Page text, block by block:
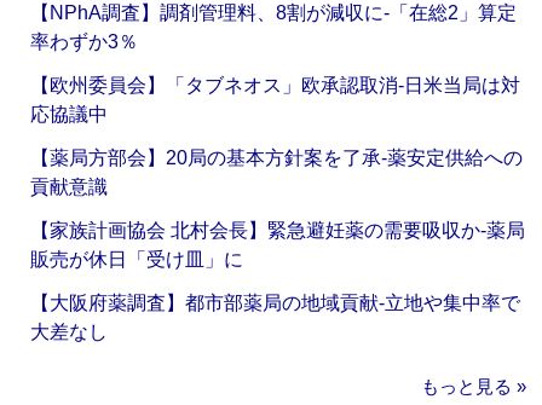
【NPhA調査】調剤管理料、8割が減収に‐「在総2」算定
率わずか3％
【欧州委員会】「タブネオス」欧承認取消‐日米当局は対
応協議中
【薬局方部会】20局の基本方針案を了承‐薬安定供給への
貢献意識
【家族計画協会 北村会長】緊急避妊薬の需要吸収か‐薬局
販売が休日「受け皿」に
【大阪府薬調査】都市部薬局の地域貢献‐立地や集中率で
大差なし
もっと見る »